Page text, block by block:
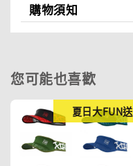
購物須知
您可能也喜歡
夏日大FUN送